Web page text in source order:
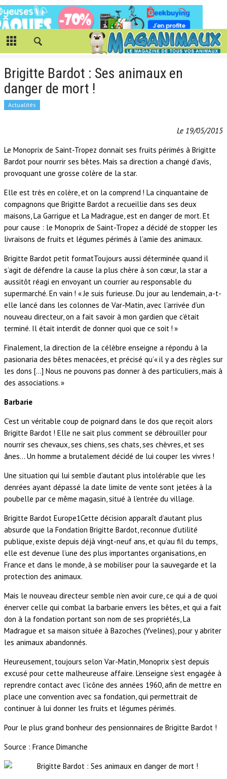
Brigitte Bardot : Ses animaux en
danger de mort !
Actualités
Le 19/05/2015
Le Monoprix de Saint-Tropez donnait ses fruits périmés à Brigitte
Bardot pour nourrir ses bêtes. Mais sa direction a changé d’avis,
provoquant une grosse colère de la star.
Elle est très en colère, et on la comprend ! La cinquantaine de
compagnons que Brigitte Bardot a recueillie dans ses deux
maisons, La Garrigue et La Madrague, est en danger de mort. Et
pour cause : le Monoprix de Saint-Tropez a décidé de stopper les
livraisons de fruits et légumes périmés à l’amie des animaux.
Brigitte Bardot petit formatToujours aussi déterminée quand il
s’agit de défendre la cause la plus chère à son cœur, la star a
aussitôt réagi en envoyant un courrier au responsable du
supermarché. En vain ! « Je suis furieuse. Du jour au lendemain, a-t-
elle lancé dans les colonnes de Var-Matin, avec l’arrivée d’un
nouveau directeur, on a fait savoir à mon gardien que c’était
terminé. Il était interdit de donner quoi que ce soit ! »
Finalement, la direction de la célèbre enseigne a répondu à la
pasionaria des bêtes menacées, et précisé qu’« il y a des règles sur
les dons […] Nous ne pouvons pas donner à des particuliers, mais à
des associations. »
Barbarie
C’est un véritable coup de poignard dans le dos que reçoit alors
Brigitte Bardot ! Elle ne sait plus comment se débrouiller pour
nourrir ses chevaux, ses chiens, ses chats, ses chèvres, et ses
ânes… Un homme a brutalement décidé de lui couper les vivres !
Une situation qui lui semble d’autant plus intolérable que les
denrées ayant dépassé la date limite de vente sont jetées à la
poubelle par ce même magasin, situé à l’entrée du village.
Brigitte Bardot Europe1Cette décision apparaît d’autant plus
absurde que la Fondation Brigitte Bardot, reconnue d’utilité
publique, existe depuis déjà vingt-neuf ans, et qu’au fil du temps,
elle est devenue l’une des plus importantes organisations, en
France et dans le monde, à se mobiliser pour la sauvegarde et la
protection des animaux.
Mais le nouveau directeur semble n’en avoir cure, ce qui a de quoi
énerver celle qui combat la barbarie envers les bêtes, et qui a fait
don à la fondation portant son nom de ses propriétés, La
Madrague et sa maison située à Bazoches (Yvelines), pour y abriter
les animaux abandonnés.
Heureusement, toujours selon Var-Matin, Monoprix s’est depuis
excusé pour cette malheureuse affaire. L’enseigne s’est engagée à
reprendre contact avec l’icône des années 1960, afin de mettre en
place une convention avec sa fondation, qui permettrait de
continuer à lui donner les fruits et légumes périmés.
Pour le plus grand bonheur des pensionnaires de Brigitte Bardot !
Source : France Dimanche